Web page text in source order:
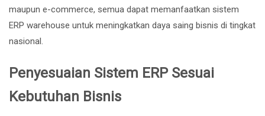
maupun e-commerce, semua dapat memanfaatkan sistem
ERP warehouse untuk meningkatkan daya saing bisnis di tingkat
nasional.
Penyesuaian Sistem ERP Sesuai
Kebutuhan Bisnis